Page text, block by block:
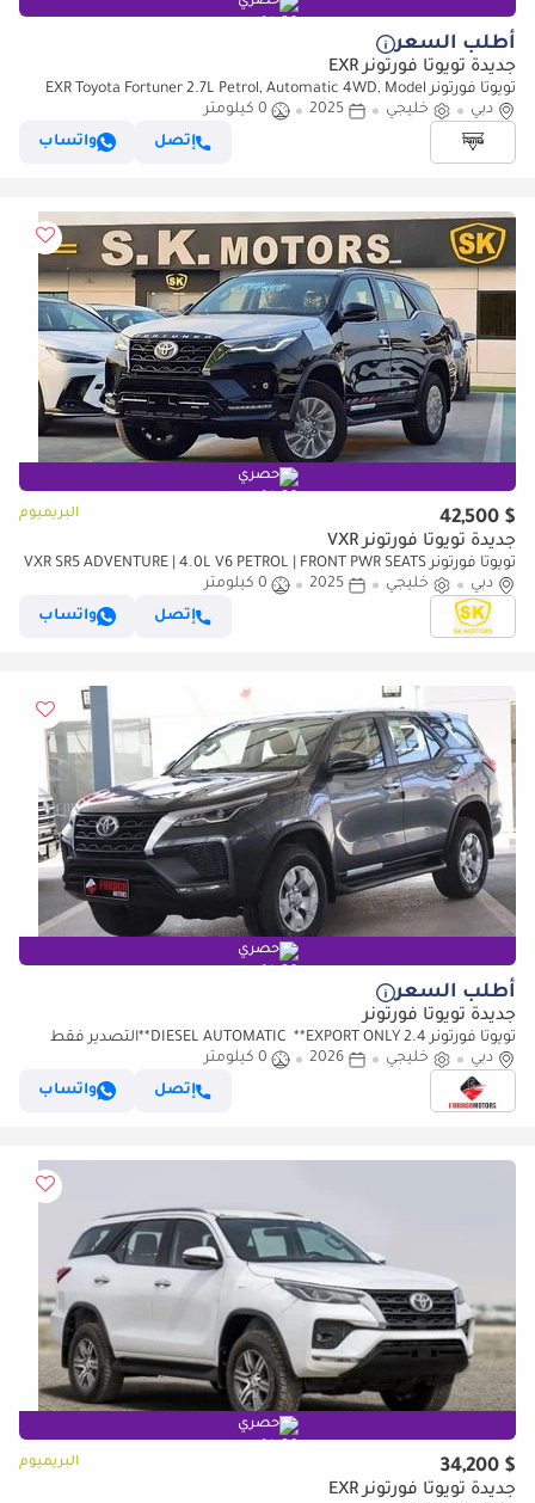
أطلب السعر
جديدة تويوتا فورتونر EXR
تويوتا فورتونر EXR Toyota Fortuner 2.7L Petrol, Automatic 4WD, Model
2025, Color Black
دبي خليجي 2025
0 كيلومتر
إتصل
واتساب
حصري
$ 42,500 البريميوم
جديدة تويوتا فورتونر VXR
تويوتا فورتونر VXR SR5 ADVENTURE | 4.0L V6 PETROL | FRONT PWR SEATS
| PUSH START | DIFF LOCK AUTO A/C | (CODE # F6HA)
دبي خليجي 2025
0 كيلومتر
إتصل
واتساب
حصري
أطلب السعر
جديدة تويوتا فورتونر
تويوتا فورتونر 2.4 DIESEL AUTOMATIC **EXPORT ONLY**التصدير فقط
خارج الخليج**
دبي خليجي 2026
0 كيلومتر
إتصل
واتساب
حصري
$ 34,200 البريميوم
جديدة تويوتا فورتونر EXR